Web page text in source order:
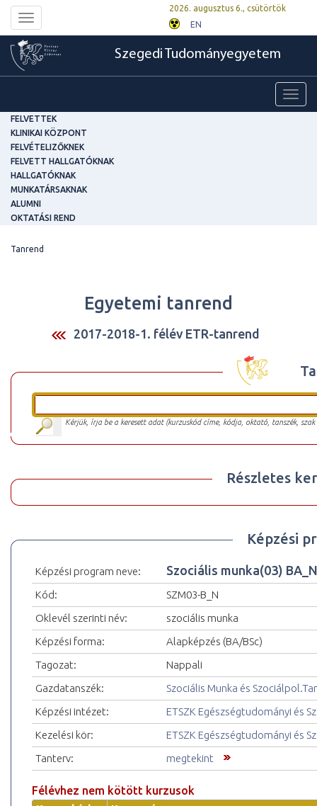
Toggle
navigation
2026. augusztus 6., csütörtök
EN
Szegedi Tudományegyetem
FELVETTEK
KLINIKAI KÖZPONT
FELVÉTELIZŐKNEK
FELVETT HALLGATÓKNAK
HALLGATÓKNAK
MUNKATÁRSAKNAK
ALUMNI
OKTATÁSI REND
Tanrend
Egyetemi tanrend
2017-2018-1. félév ETR-tanrend
Kérjük, írja be a keresett adat (kurzuskód címe, kódja, oktató, tanszék,
Részletes
Képzési
Képzési program neve: Szociális munka(03) BA_N
Kód:
SZM03-B_N
Oklevél szerinti név:
szociális munka
Képzési forma:
Alapképzés (BA/BSc)
Tagozat:
Nappali
Gazdatanszék:
Szociális Munka és
Képzési intézet:
ETSZK Egészségtudományi és
Kezelési kör:
ETSZK Egészségtudományi és
Tanterv:
megtekint
Félévhez nem kötött kurzusok